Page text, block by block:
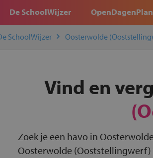
De SchoolWijzer
SchoolWijzer Oosterwolde
Vind en
Zoek je een havo in
Oosterwolde